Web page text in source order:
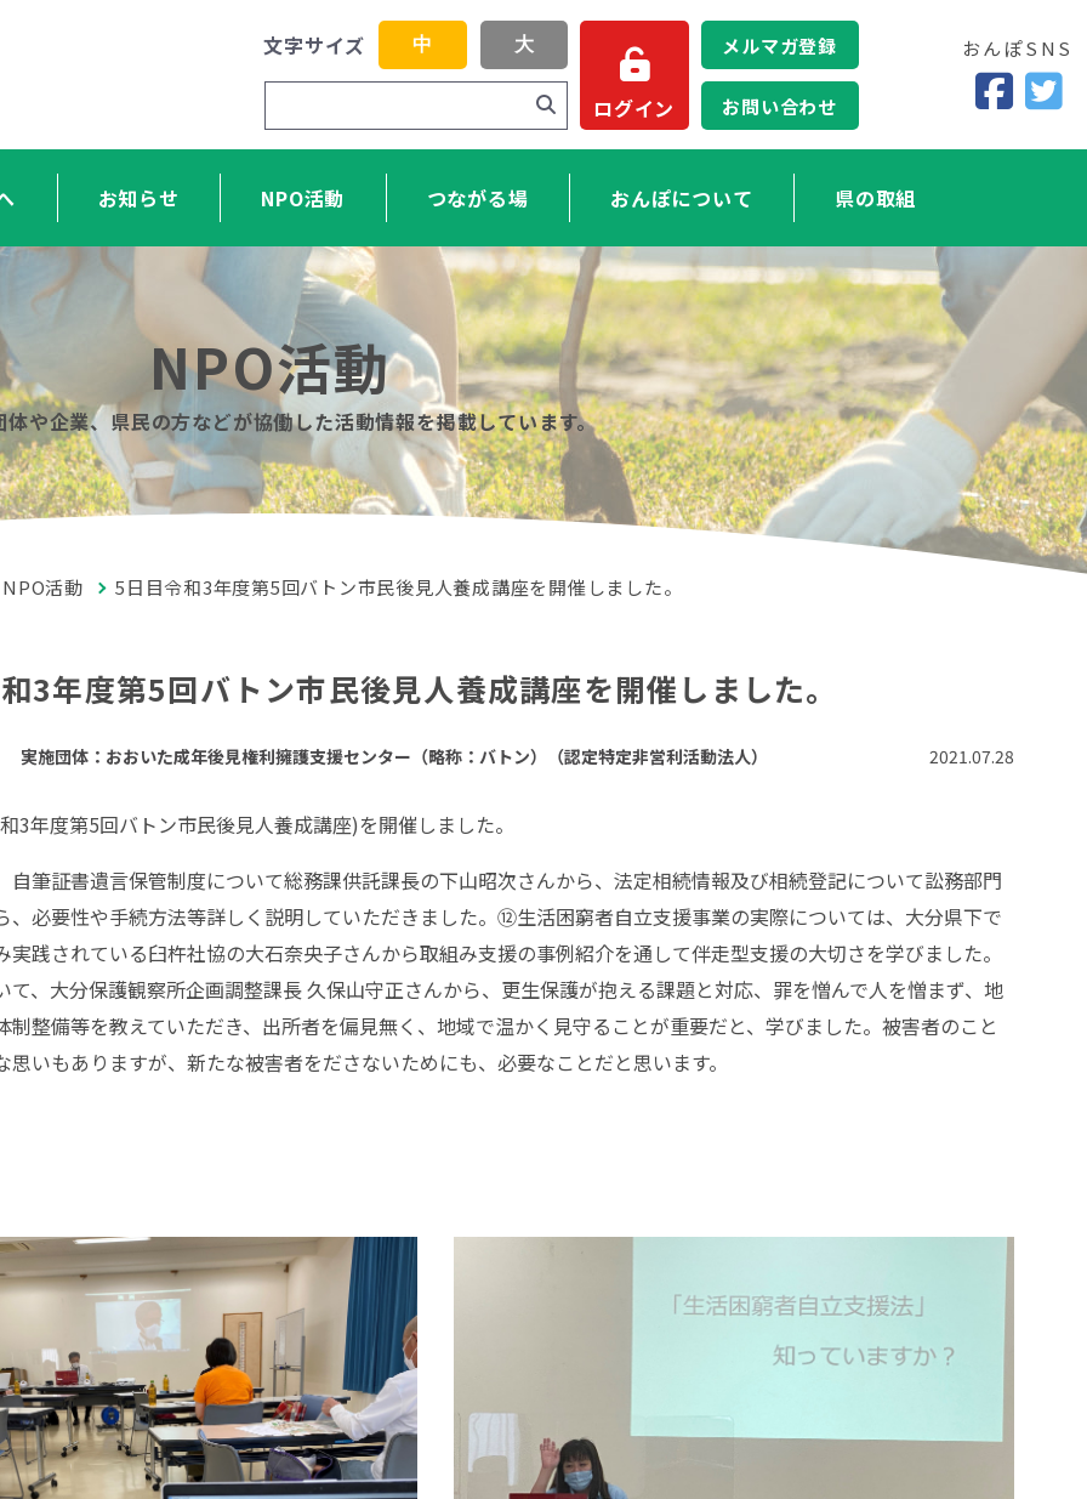
文字サイズ 中 大
ログイン
お知らせ NPO活動 つながる場 おんぽについて 県の取組
メルマガ登録
お問い合わせ
おんぽSNS
NPO活動
体や企業、県民の方などが協働した活動情報を掲載しています。
NPO活動 5日目令和3年度第5回バトン市民後見人養成講座を開催しました。
3年度第5回バトン市民後見人養成講座を開催しました。
実施団体：おおいた成年後見権利擁護支援センター（略称：バトン）（認定特定非営利活動法人） 2021.07.28
3年度第5回バトン市民後見人養成講座)を開催しました。
筆証書遺言保管制度について総務課供託課長の下山昭次さんから、法定相続情報及び相続登記について訟務部門
、必要性や手続方法等詳しく説明していただきました。⑫生活困窮者自立支援事業の実際については、大分県下で
実践されている臼杵社協の大石奈央子さんから取組み支援の事例紹介を通して伴走型支援の大切さを学びました。
、大分保護観察所企画調整課長 久保山守正さんから、更生保護が抱える課題と対応、罪を憎んで人を憎まず、地
制整備等を教えていただき、出所者を偏見無く、地域で温かく見守ることが重要だと、学びました。被害者のこと
思いもありますが、新たな被害者をださないためにも、必要なことだと思います。